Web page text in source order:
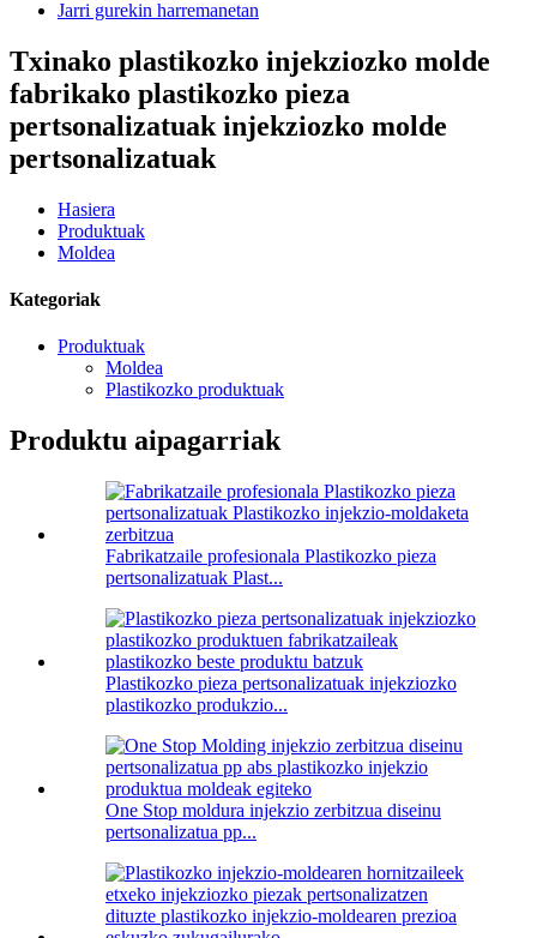
Jarri gurekin harremanetan
Txinako plastikozko injekziozko molde
fabrikako plastikozko pieza
pertsonalizatuak injekziozko molde
pertsonalizatuak
Hasiera
Produktuak
Moldea
Kategoriak
Produktuak
Moldea
Plastikozko produktuak
Produktu aipagarriak
Fabrikatzaile profesionala Plastikozko pieza
pertsonalizatuak Plast...
Plastikozko pieza pertsonalizatuak injekziozko
plastikozko produkzio...
One Stop moldura injekzio zerbitzua diseinu
pertsonalizatua pp...